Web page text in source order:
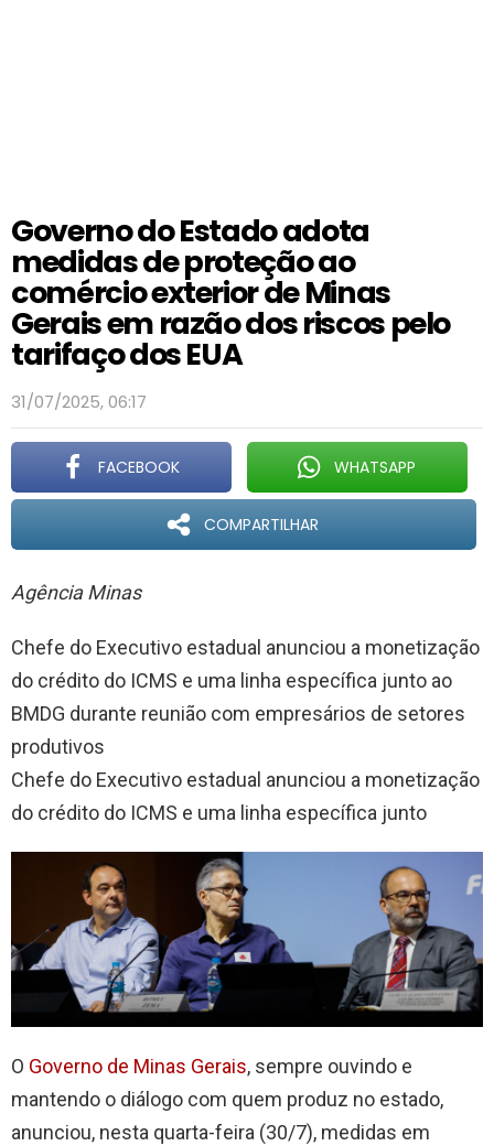
Governo do Estado adota
medidas de proteção ao
comércio exterior de Minas
Gerais em razão dos riscos pelo
tarifaço dos EUA
31/07/2025, 06:17
FACEBOOK WHATSAPP
COMPARTILHAR
Agência Minas
Chefe do Executivo estadual anunciou a monetização
do crédito do ICMS e uma linha específica junto ao
BMDG durante reunião com empresários de setores
produtivos
Chefe do Executivo estadual anunciou a monetização
do crédito do ICMS e uma linha específica junto
O Governo de Minas Gerais, sempre ouvindo e
mantendo o diálogo com quem produz no estado,
anunciou, nesta quarta-feira (30/7), medidas em